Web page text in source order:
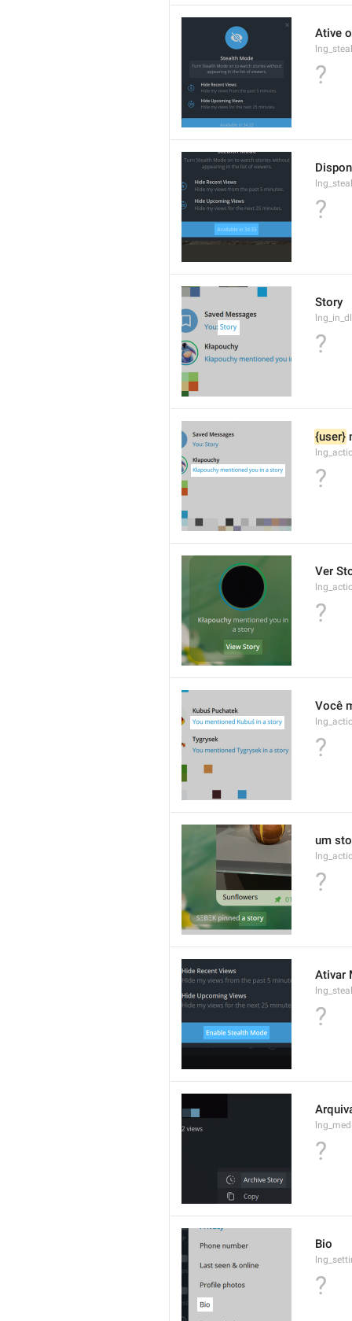
Ative
?
?
Story
?
{user}
?
Ver
?
Você
?
um
?
Ativar
?
?
Bio
?